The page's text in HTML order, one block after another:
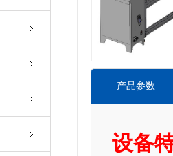
产品参数
设备